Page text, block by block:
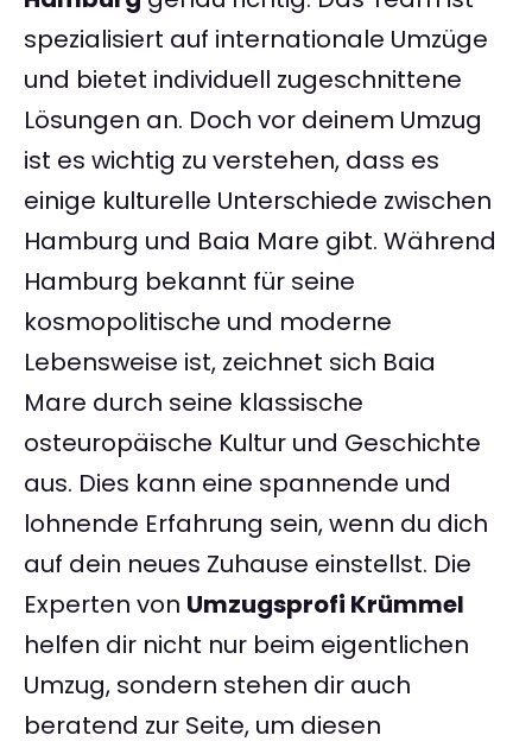
spezialisiert auf internationale Umzüge
und bietet individuell zugeschnittene
Lösungen an. Doch vor deinem Umzug
ist es wichtig zu verstehen, dass es
einige kulturelle Unterschiede zwischen
Hamburg und Baia Mare gibt. Während
Hamburg bekannt für seine
kosmopolitische und moderne
Lebensweise ist, zeichnet sich Baia
Mare durch seine klassische
osteuropäische Kultur und Geschichte
aus. Dies kann eine spannende und
lohnende Erfahrung sein, wenn du dich
auf dein neues Zuhause einstellst. Die
Experten von Umzugsprofi Krümmel
helfen dir nicht nur beim eigentlichen
Umzug, sondern stehen dir auch
beratend zur Seite, um diesen